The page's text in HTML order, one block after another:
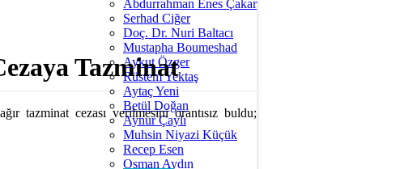
Abdurrahman Enes Çakar
Serhad Ciğer
Doç. Dr. Nuri Baltacı
Mustapha Boumeshad
Aykut Özger
Rüstem Yektaş
Aytaç Yeni
Betül Doğan
Aynur Çaylı
Muhsin Niyazi Küçük
Recep Esen
Osman Aydın
Tazminat
tazminat cezası verilmesini orantısız buldu;